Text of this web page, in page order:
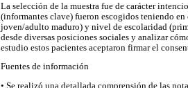
La selección de la muestra fue de carácter
(informantes clave) fueron escogidos teniendo
joven/adulto maduro) y nivel de escolaridad
desde diversas posiciones sociales y analizar
estudio estos pacientes aceptaron firmar el
Fuentes de información
• Se realizó una detallada comprensión de las